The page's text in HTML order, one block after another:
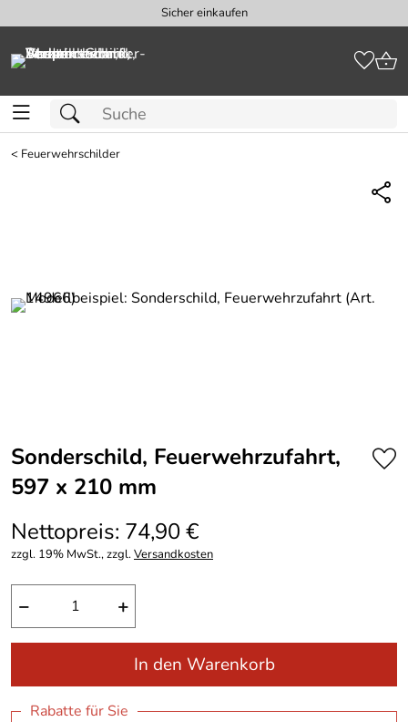
Sicher einkaufen
< Feuerwehrschilder
Sonderschild, Feuerwehrzufahrt,
597 x 210 mm
Nettopreis: 74,90 €
zzgl. 19% MwSt., zzgl.Versandkosten
− +
In den Warenkorb
Rabatte für Sie